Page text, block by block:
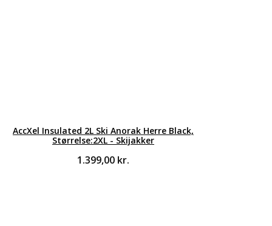
AccXel Insulated 2L Ski Anorak Herre Black,
Størrelse:2XL - Skijakker
1.399,00 kr.